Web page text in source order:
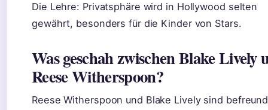
Die Lehre: Privatsphäre wird in Hollywood selten
gewährt, besonders für die Kinder von Stars.
Was geschah zwischen Blake Lively
Reese Witherspoon?
Reese Witherspoon und Blake Lively sind